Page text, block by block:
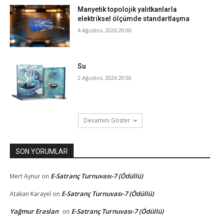
Manyetik topolojik yalıtkanlarla
elektriksel ölçümde standartlaşma
4 Ağustos, 2026 20:00
Su
2 Ağustos, 2026 20:00
Devamını Göster
SON YORUMLAR
Mert Aynur on E-Satranç Turnuvası-7 (Ödüllü)
Atakan Karayel on E-Satranç Turnuvası-7 (Ödüllü)
Yağmur Eraslan on E-Satranç Turnuvası-7 (Ödüllü)